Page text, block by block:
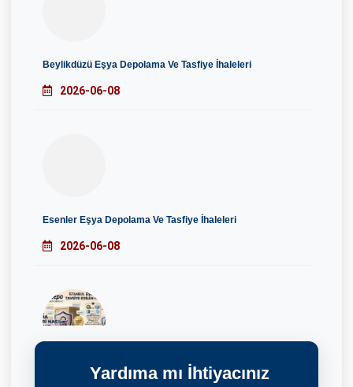
Beylikdüzü Eşya Depolama Ve Tasfiye İhaleleri
2026-06-08
Esenler Eşya Depolama Ve Tasfiye İhaleleri
2026-06-08
İstanbul Eşya Depolama'da Tavsiye Edilen Firma
Yardıma mı İhtiyacınız